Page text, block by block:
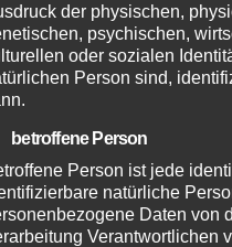
der physischen,
psychischen,
oder sozialen
Person sind,
betroffene Person
Person ist jede
natürliche
Daten von
Verantwortlichen